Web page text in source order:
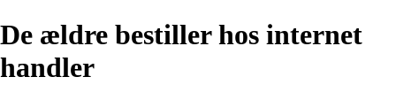
De ældre bestiller hos internet
handler